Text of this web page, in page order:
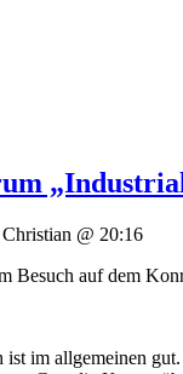
@ 20:16
Besuch auf dem
im allgemeinen